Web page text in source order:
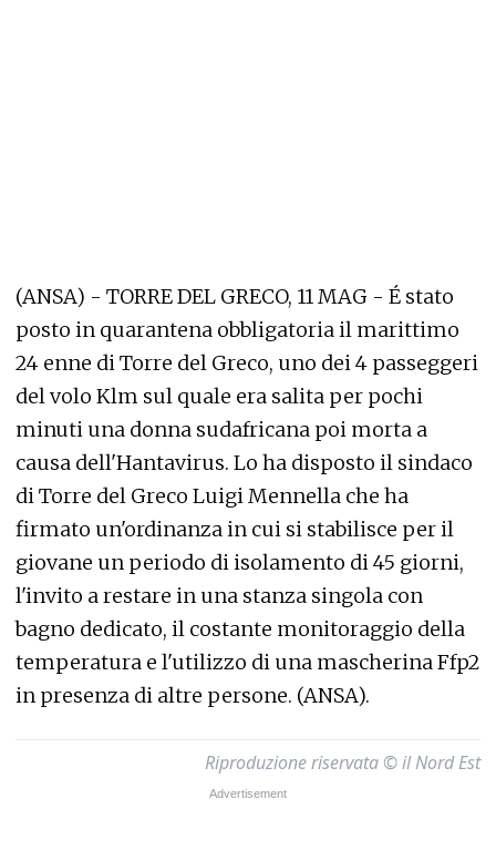
(ANSA) - TORRE DEL GRECO, 11 MAG - É stato
posto in quarantena obbligatoria il marittimo
24 enne di Torre del Greco, uno dei 4 passeggeri
del volo Klm sul quale era salita per pochi
minuti una donna sudafricana poi morta a
causa dell'Hantavirus. Lo ha disposto il sindaco
di Torre del Greco Luigi Mennella che ha
firmato un'ordinanza in cui si stabilisce per il
giovane un periodo di isolamento di 45 giorni,
l'invito a restare in una stanza singola con
bagno dedicato, il costante monitoraggio della
temperatura e l'utilizzo di una mascherina Ffp2
in presenza di altre persone. (ANSA).
Riproduzione riservata © il Nord Est